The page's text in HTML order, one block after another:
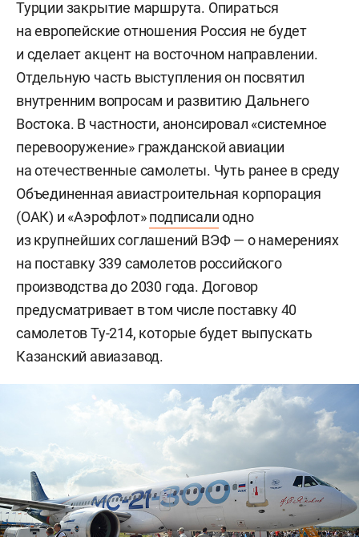
Турции закрытие маршрута. Опираться
на европейские отношения Россия не будет
и сделает акцент на восточном направлении.
Отдельную часть выступления он посвятил
внутренним вопросам и развитию Дальнего
Востока. В частности, анонсировал «системное
перевооружение» гражданской авиации
на отечественные самолеты. Чуть ранее в среду
Объединенная авиастроительная корпорация
(ОАК) и «Аэрофлот»подписалиодно
из крупнейших соглашений ВЭФ — о намерениях
на поставку 339 самолетов российского
производства до 2030 года. Договор
предусматривает в том числе поставку 40
самолетов Ту-214, которые будет выпускать
Казанский авиазавод.